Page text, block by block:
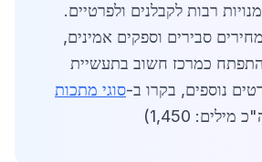
רבות לקבלנים ולפרטיים.
סבירים וספקים אמינים,
כמרכז חשוב בתעשיית
נוספים, בקרו ב-סוגי מתכות
מילים: 1,450)